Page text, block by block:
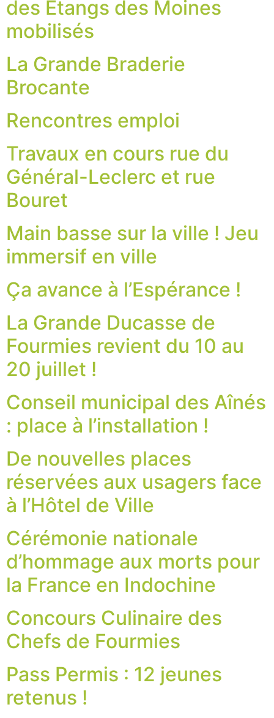
des Étangs des Moines
mobilisés
La Grande Braderie
Brocante
Rencontres emploi
Travaux en cours rue du
Général-Leclerc et rue
Bouret
Main basse sur la ville ! Jeu
immersif en ville
Ça avance à l’Espérance !
La Grande Ducasse de
Fourmies revient du 10 au
20 juillet !
Conseil municipal des Aînés
: place à l’installation !
De nouvelles places
réservées aux usagers face
à l’Hôtel de Ville
Cérémonie nationale
d’hommage aux morts pour
la France en Indochine
Concours Culinaire des
Chefs de Fourmies
Pass Permis : 12 jeunes
retenus !